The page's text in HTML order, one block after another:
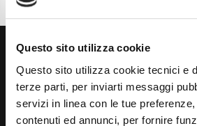
Questo sito utilizza cookie
Questo sito utilizza cookie tecnici e
terze parti, per inviarti messaggi
servizi in linea con le tue
contenuti ed annunci, per fornire